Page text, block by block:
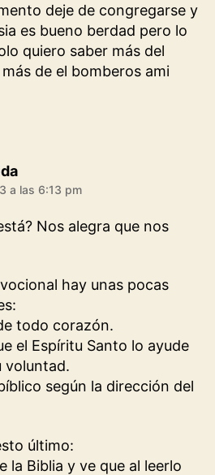
deje de congregarse y
es bueno berdad pero lo
quiero saber más del
de el bomberos ami
dice:
a las 6:13 pm
Nos alegra que nos
hay unas pocas
todo corazón.
el Espíritu Santo lo ayude
voluntad.
según la dirección del
último:
la Biblia y ve que al leerlo